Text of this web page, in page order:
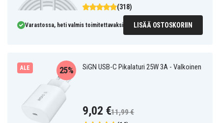
(318)
Varastossa, heti valmis toimitettavaksi LISÄÄ OSTOSKORIIN
ALE SiGN USB-C Pikalaturi 25W 3A - Valkoinen
25%
9,02 €11,99 €